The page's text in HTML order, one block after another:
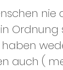
Ordnung
haben
auch (